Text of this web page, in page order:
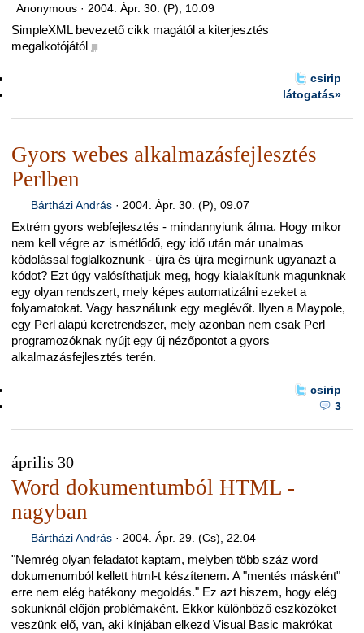
Anonymous · 2004. Ápr. 30. (P), 10.09
SimpleXML bevezető cikk magától a kiterjesztés
megalkotójától ■
csirip
látogatás»
Gyors webes alkalmazásfejlesztés
Perlben
Bártházi András· 2004. Ápr. 30. (P), 09.07
Extrém gyors webfejlesztés - mindannyiunk álma. Hogy mikor
nem kell végre az ismétlődő, egy idő után már unalmas
kódolással foglalkoznunk - újra és újra megírnunk ugyanazt a
kódot? Ezt úgy valósíthatjuk meg, hogy kialakítunk magunknak
egy olyan rendszert, mely képes automatizálni ezeket a
folyamatokat. Vagy használunk egy meglévőt. Ilyen a Maypole,
egy Perl alapú keretrendszer, mely azonban nem csak Perl
programozóknak nyújt egy új nézőpontot a gyors
alkalmazásfejlesztés terén.
csirip
3
április 30
Word dokumentumból HTML -
nagyban
Bártházi András· 2004. Ápr. 29. (Cs), 22.04
"Nemrég olyan feladatot kaptam, melyben több száz word
dokumenumból kellett html-t készítenem. A "mentés másként"
erre nem elég hatékony megoldás." Ez azt hiszem, hogy elég
sokunknál előjön problémaként. Ekkor különböző eszközöket
veszünk elő, van, aki kínjában elkezd Visual Basic makrókat